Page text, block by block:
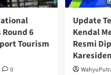
6
Tourism
0
Update
Kendal
Resmi